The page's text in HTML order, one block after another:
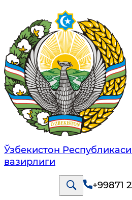
Ўзбекистон
вазирлиги
+99871